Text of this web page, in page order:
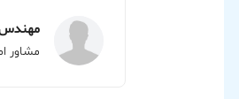
مهندس
مشاور